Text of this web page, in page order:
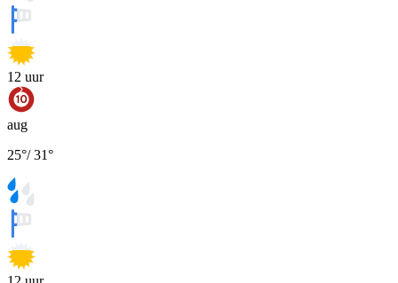
12 uur
aug
25°/31°